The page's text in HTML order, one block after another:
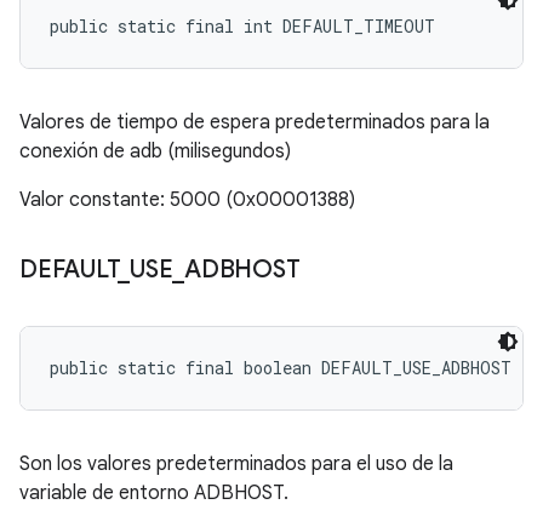
public static final int DEFAULT_TIMEOUT
Valores de tiempo de espera predeterminados para la
conexión de adb (milisegundos)
Valor constante: 5000 (0x00001388)
DEFAULT_ USE ADBHOST
public static final boolean DEFAULT_USE_ADBHOST
Son los valores predeterminados para el uso de la
variable de entorno ADBHOST.